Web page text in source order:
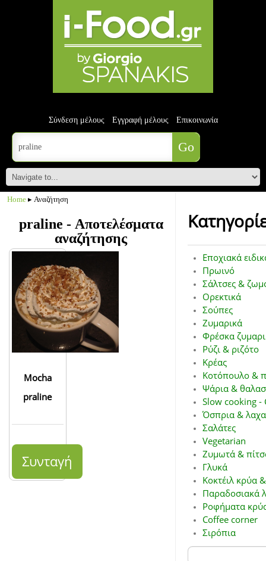
Σύνδεση μέλους Εγγραφή μέλους Επικοινωνία
Home ▸ Αναζήτηση
praline - Αποτελέσματα
αναζήτησης
Mocha
praline
Συνταγή
Εποχιακά
Πρωινό
Σάλτσες &
Ορεκτικά
Σούπες
Ζυμαρικά
Φρέσκα
Ρύζι & ριζότο
Κρέας
Κοτόπουλο &
Ψάρια &
Slow cooking -
Όσπρια &
Σαλάτες
Vegetarian
Ζυμωτά &
Γλυκά
Κοκτέιλ κρύα
Παραδοσιακά
Ροφήματα
Coffee corner
Σιρόπια